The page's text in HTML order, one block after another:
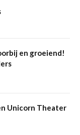
en groeiend!
Unicorn Theater